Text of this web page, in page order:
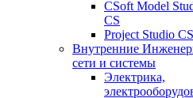
CSoft Model
CS
Project Studio CS
Внутренние
сети и системы
Электрика,